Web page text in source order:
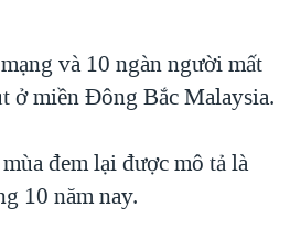
MẠI CỦA MỸ: QUÁ KHỨ VÀ HIỆN
2024
TẠI DẢI GAZA
và 10 ngàn người mất
ở miền Đông Bắc Malaysia.
đem lại được mô tả là
10 năm nay.